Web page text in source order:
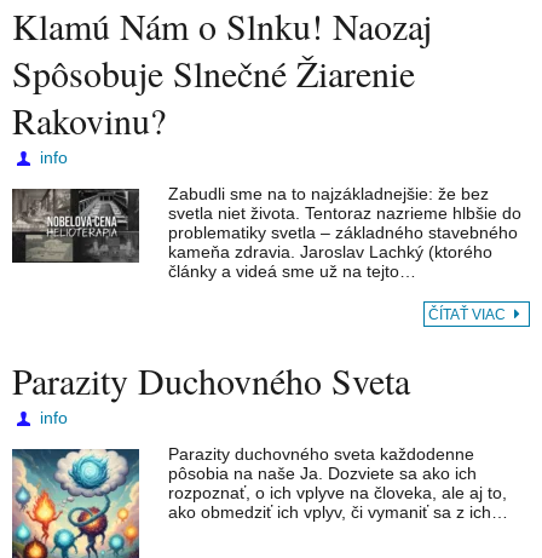
Klamú Nám o Slnku! Naozaj
Spôsobuje Slnečné Žiarenie
Rakovinu?
info
Zabudli sme na to najzákladnejšie: že bez
svetla niet života. Tentoraz nazrieme hlbšie do
problematiky svetla – základného stavebného
kameňa zdravia. Jaroslav Lachký (ktorého
články a videá sme už na tejto…
ČÍTAŤ VIAC
Parazity Duchovného Sveta
info
Parazity duchovného sveta každodenne
pôsobia na naše Ja. Dozviete sa ako ich
rozpoznať, o ich vplyve na človeka, ale aj to,
ako obmedziť ich vplyv, či vymaniť sa z ich…